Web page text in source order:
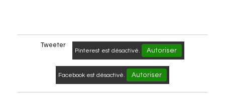
Tweeter
Pinterest est désactivé. Autoriser
Facebook est désactivé. Autoriser